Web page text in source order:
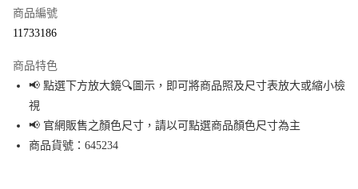
Apple Pay
街口支付
悠遊付
商品編號
11733186
商品特色
📢 點選下方放大鏡🔍圖示，即可將商品照及尺寸表放大或縮小檢
視
📢 官網販售之顏色尺寸，請以可點選商品顏色尺寸為主
商品貨號：645234